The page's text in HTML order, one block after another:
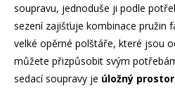
soupravu, jednoduše ji podle
sezení zajišťuje kombinace pružin
velké opěrné polštáře, které jsou
můžete přizpůsobit svým
sedací soupravy je úložný prostor